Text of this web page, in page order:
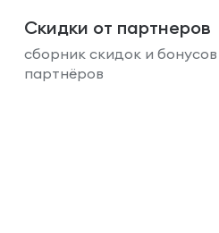
Скидки от партнеров
сборник скидок и
партнёров